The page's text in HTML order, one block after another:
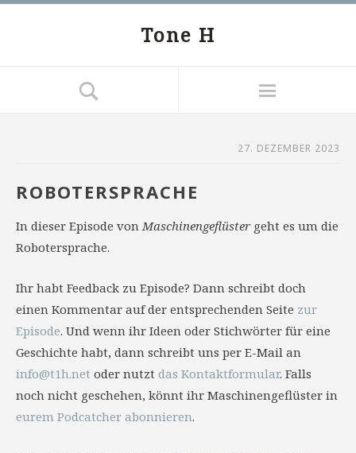
Tone H
27. DEZEMBER 2023
ROBOTERSPRACHE
In dieser Episode vonMaschinengeflüster geht es um die
Robotersprache.
Ihr habt Feedback zu Episode? Dann schreibt doch
einen Kommentar auf der entsprechenden Seite zur
Episode. Und wenn ihr Ideen oder Stichwörter für eine
Geschichte habt, dann schreibt uns per E-Mail an
info@t1h.net oder nutzt das Kontaktformular. Falls
noch nicht geschehen, könnt ihr Maschinengeflüster in
eurem Podcatcher abonnieren.